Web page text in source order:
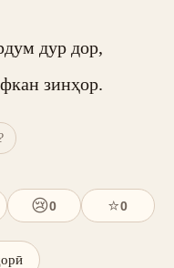
дур дор,
зинҳор.
😢0 ⭐0